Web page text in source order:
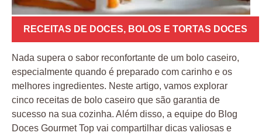
RECEITAS DE DOCES, BOLOS E TORTAS DOCES
Nada supera o sabor reconfortante de um bolo caseiro,
especialmente quando é preparado com carinho e os
melhores ingredientes. Neste artigo, vamos explorar
cinco receitas de bolo caseiro que são garantia de
sucesso na sua cozinha. Além disso, a equipe do Blog
Doces Gourmet Top vai compartilhar dicas valiosas e